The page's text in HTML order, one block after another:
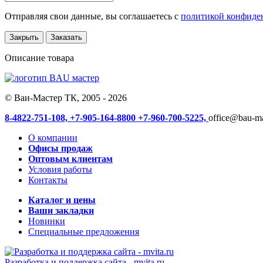
Отправляя свои данные, вы соглашаетесь с политикой
Закрыть Заказать
Описание товара
© Ваи-Мастер ТК, 2005 - 2026
8-4822-751-108, +7-905-164-8800 +7-960-700-5225, office@bau-
О компании
Офисы продаж
Оптовым клиентам
Условия работы
Контакты
Каталог и цены
Ваши закладки
Новинки
Специальные предложения